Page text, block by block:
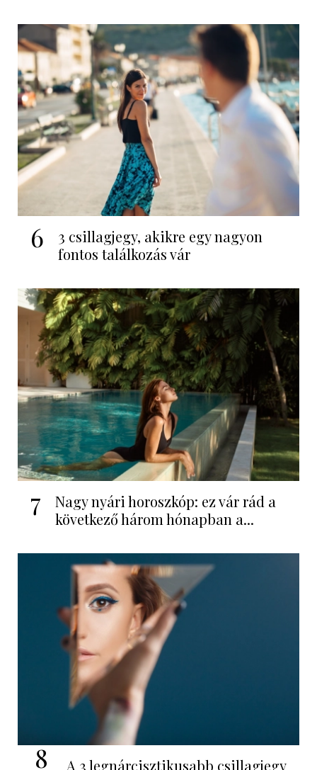
6
3 csillagjegy, akikre egy nagyon
fontos találkozás vár
7
Nagy nyári horoszkóp: ez vár rád a
következő három hónapban a...
8 A 3 legnárcisztikusabb csillagjegy